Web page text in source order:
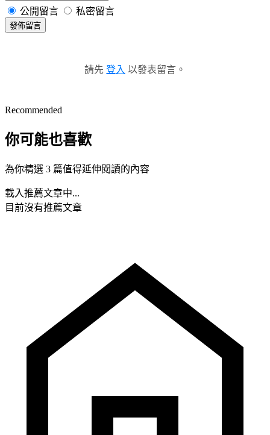
公開留言 私密留言
發佈留言
請先 登入 以發表留言。
Recommended
你可能也喜歡
為你精選 3 篇值得延伸閱讀的內容
載入推薦文章中...
目前沒有推薦文章